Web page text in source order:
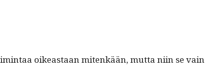
oikeas­t­aan mitenkään, mut­ta niin se vain